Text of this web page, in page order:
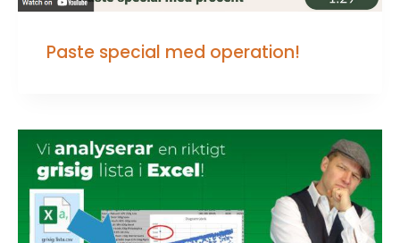
Paste special med operation!